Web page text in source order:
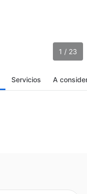
1 / 23
Servicios A